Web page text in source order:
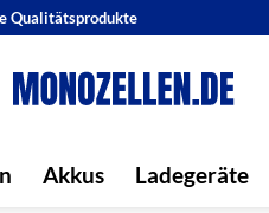
Qualitätsprodukte
Akkus Ladegeräte